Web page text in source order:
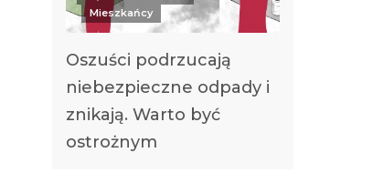
Mieszkańcy
Oszuści podrzucają
niebezpieczne odpady i
znikają. Warto być
ostrożnym